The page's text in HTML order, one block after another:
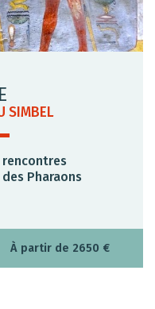
SIMBEL
rencontres
Pharaons
À partir de 2650 €